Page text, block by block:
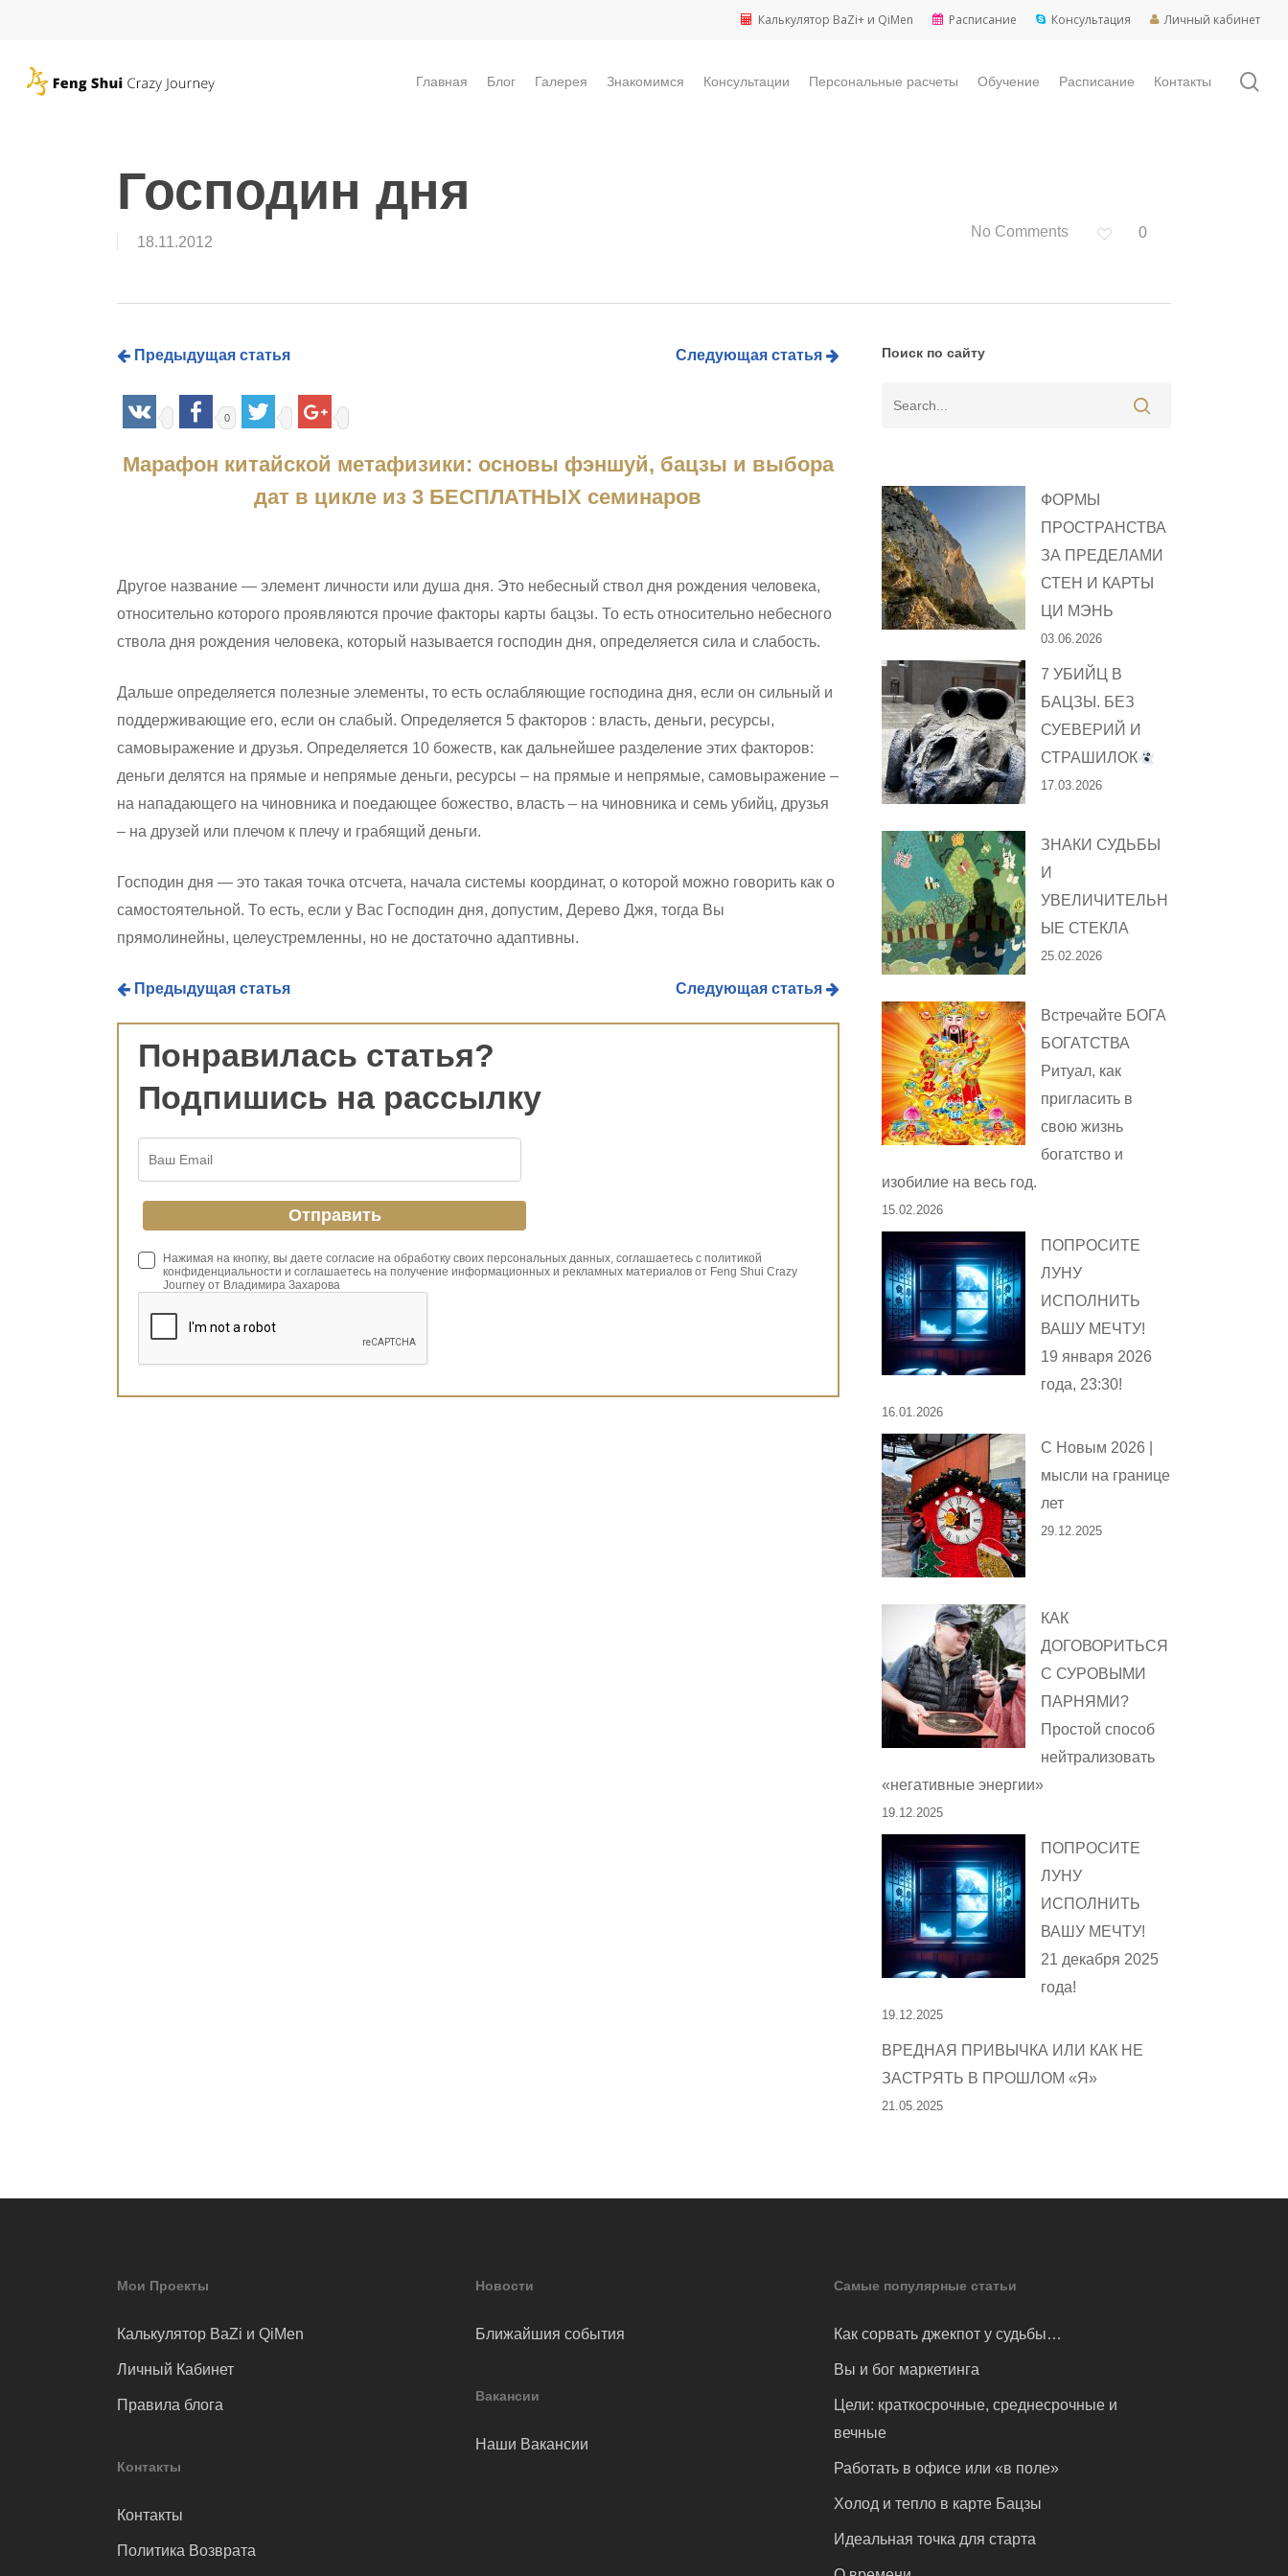
main
content
Калькулятор BaZi+ и QiMen Расписание Консультация Личный кабинет
Hit enter to search or ESC to close
Главная Блог Галерея Знакомимся Консультации Персональные расчеты Обучение Расписание Контакты
Господин дня
18.11.2012
No Comments 0
Предыдущая статья Следующая статья
0
Марафон китайской метафизики: основы фэншуй, бацзы и выбора
дат в цикле из 3 БЕСПЛАТНЫХ семинаров
Другое название — элемент личности или душа дня. Это небесный ствол дня рождения человека,
относительно которого проявляются прочие факторы карты бацзы. То есть относительно небесного
ствола дня рождения человека, который называется господин дня, определяется сила и слабость.
Дальше определяется полезные элементы, то есть ослабляющие господина дня, если он сильный и
поддерживающие его, если он слабый. Определяется 5 факторов : власть, деньги, ресурсы,
самовыражение и друзья. Определяется 10 божеств, как дальнейшее разделение этих факторов:
деньги делятся на прямые и непрямые деньги, ресурсы – на прямые и непрямые, самовыражение –
на нападающего на чиновника и поедающее божество, власть – на чиновника и семь убийц, друзья
– на друзей или плечом к плечу и грабящий деньги.
Господин дня — это такая точка отсчета, начала системы координат, о которой можно говорить как о
самостоятельной. То есть, если у Вас Господин дня, допустим, Дерево Джя, тогда Вы
прямолинейны, целеустремленны, но не достаточно адаптивны.
Предыдущая статья Следующая статья
Понравилась статья?
Подпишись на рассылку
Нажимая на кнопку, вы даете согласие на обработку своих персональных данных, соглашаетесь с политикой
конфиденциальности и соглашаетесь на получение информационных и рекламных материалов от Feng Shui Crazy
Journey от Владимира Захарова
Поиск по сайту
ФОРМЫ
ПРОСТРАНСТВА
ЗА ПРЕДЕЛАМИ
СТЕН И КАРТЫ
ЦИ МЭНЬ
03.06.2026
7 УБИЙЦ В
БАЦЗЫ. БЕЗ
СУЕВЕРИЙ И
СТРАШИЛОК
17.03.2026
ЗНАКИ СУДЬБЫ
И
УВЕЛИЧИТЕЛЬН
ЫЕ СТЕКЛА
25.02.2026
Встречайте БОГА
БОГАТСТВА
Ритуал, как
пригласить в
свою жизнь
богатство и
изобилие на весь год.
15.02.2026
ПОПРОСИТЕ
ЛУНУ
ИСПОЛНИТЬ
ВАШУ МЕЧТУ!
19 января 2026
года, 23:30!
16.01.2026
С Новым 2026 |
мысли на границе
лет
29.12.2025
КАК
ДОГОВОРИТЬСЯ
С СУРОВЫМИ
ПАРНЯМИ?
Простой способ
нейтрализовать
«негативные энергии»
19.12.2025
ПОПРОСИТЕ
ЛУНУ
ИСПОЛНИТЬ
ВАШУ МЕЧТУ!
21 декабря 2025
года!
19.12.2025
ВРЕДНАЯ ПРИВЫЧКА ИЛИ КАК НЕ
ЗАСТРЯТЬ В ПРОШЛОМ «Я»
21.05.2025
Мои Проекты
Калькулятор BaZi и QiMen
Личный Кабинет
Правила блога
Контакты
Контакты
Политика Возврата
Новости
Ближайшия события
Вакансии
Наши Вакансии
Самые популярные статьи
Как сорвать джекпот у судьбы…
Вы и бог маркетинга
Цели: краткосрочные, среднесрочные и
вечные
Работать в офисе или «в поле»
Холод и тепло в карте Бацзы
Идеальная точка для старта